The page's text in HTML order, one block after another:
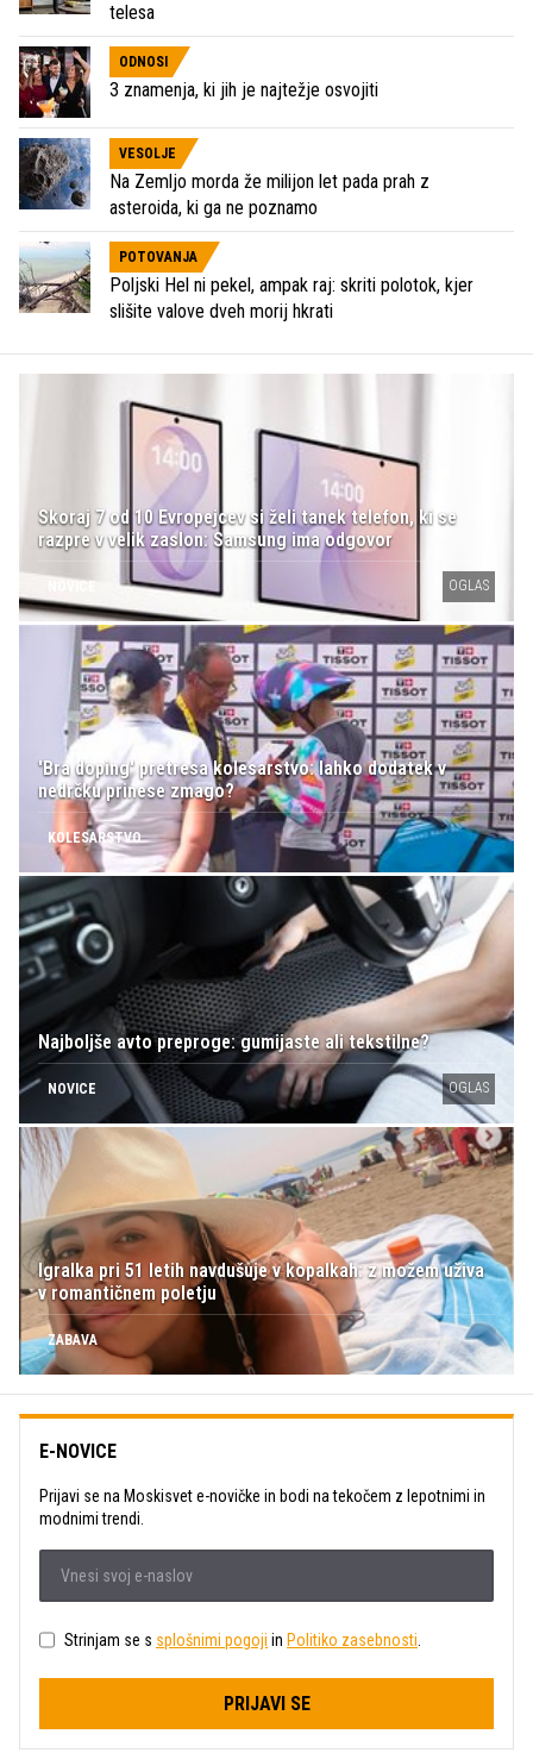
telesa
ODNOSI
3 znamenja, ki jih je najtežje osvojiti
VESOLJE
Na Zemljo morda že milijon let pada prah z
asteroida, ki ga ne poznamo
POTOVANJA
Poljski Hel ni pekel, ampak raj: skriti polotok, kjer
slišite valove dveh morij hkrati
Skoraj 7 od 10 Evropejcev si želi tanek telefon, ki se
razpre v velik zaslon: Samsung ima odgovor
OGLAS
'Bra doping' pretresa kolesarstvo: lahko dodatek v
nedrčku prinese zmago?
KOLESARSTVO
Najboljše avto preproge: gumijaste ali tekstilne?
NOVICE OGLAS
Igralka pri 51 letih navdušuje v kopalkah: z možem uživa
v romantičnem poletju
ZABAVA
E-NOVICE
Prijavi se na Moskisvet e-novičke in bodi na tekočem z lepotnimi in
modnimi trendi.
Strinjam se s splošnimi pogoji in Politiko zasebnosti
PRIJAVI SE